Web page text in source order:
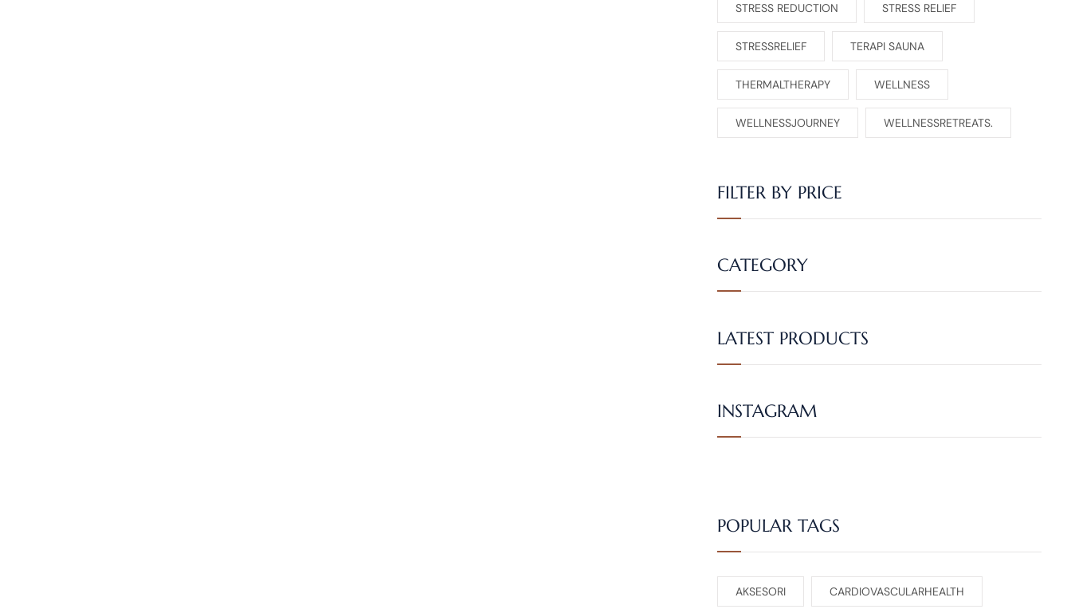
STRESS REDUCTION STRESS RELIEF
STRESSRELIEF TERAPI SAUNA
THERMALTHERAPY WELLNESS
WELLNESSJOURNEY WELLNESSRETREATS.
FILTER BY PRICE
CATEGORY
LATEST PRODUCTS
INSTAGRAM
POPULAR TAGS
AKSESORI CARDIOVASCULARHEALTH